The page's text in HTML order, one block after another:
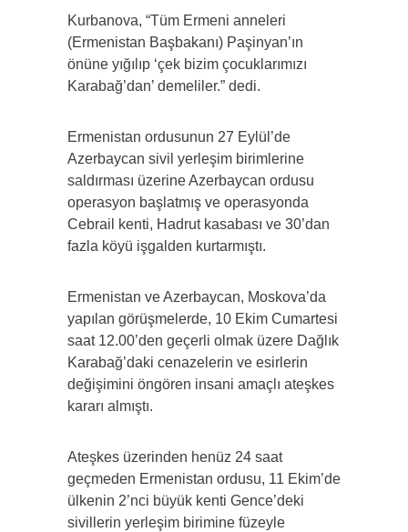
Kurbanova, “Tüm Ermeni anneleri
(Ermenistan Başbakanı) Paşinyan’ın
önüne yığılıp ‘çek bizim çocuklarımızı
Karabağ’dan’ demeliler.” dedi.
Ermenistan ordusunun 27 Eylül’de
Azerbaycan sivil yerleşim birimlerine
saldırması üzerine Azerbaycan ordusu
operasyon başlatmış ve operasyonda
Cebrail kenti, Hadrut kasabası ve 30’dan
fazla köyü işgalden kurtarmıştı.
Ermenistan ve Azerbaycan, Moskova’da
yapılan görüşmelerde, 10 Ekim Cumartesi
saat 12.00’den geçerli olmak üzere Dağlık
Karabağ’daki cenazelerin ve esirlerin
değişimini öngören insani amaçlı ateşkes
kararı almıştı.
Ateşkes üzerinden henüz 24 saat
geçmeden Ermenistan ordusu, 11 Ekim’de
ülkenin 2’nci büyük kenti Gence’deki
sivillerin yerleşim birimine füzeyle